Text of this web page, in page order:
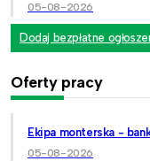
05-08-2026
Dodaj bezpłatne
Oferty pracy
Ekipa monterska -
05-08-2026